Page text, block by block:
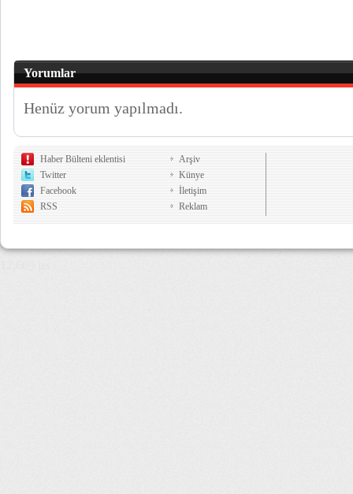
Yorumlar
Henüz yorum yapılmadı.
Haber Bülteni eklentisi
Twitter
Facebook
RSS
Arşiv
Künye
İletişim
Reklam